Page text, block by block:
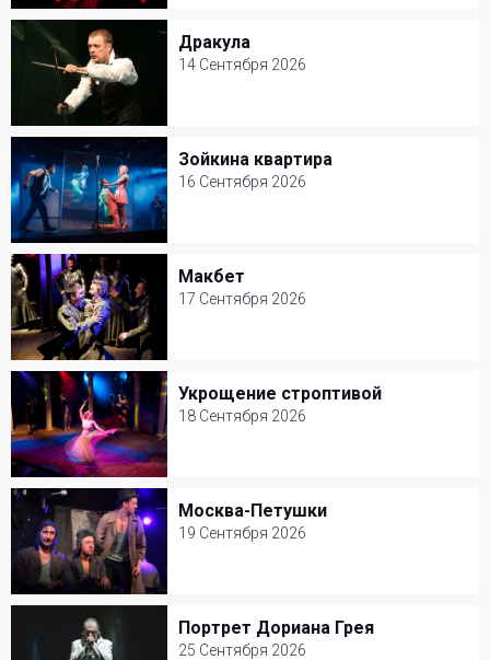
Театр на Юго - западе
Билеты от 3000 р.
Дракула
14 Сентября 2026
Дракула
14 Сентября 2026
Театр на Юго - западе
Билеты от 3000 р.
Зойкина квартира
16 Сентября 2026
Зойкина квартира
16 Сентября 2026
Театр на Юго - западе
Билеты от 3000 р.
Макбет
17 Сентября 2026
Макбет
17 Сентября 2026
Театр на Юго - западе
Билеты от 3000 р.
Укрощение строптивой
18 Сентября 2026
Укрощение строптивой
18 Сентября 2026
Театр на Юго - западе
Билеты от 3000 р.
Москва-Петушки
19 Сентября 2026
Москва-Петушки
19 Сентября 2026
Театр на Юго - западе
Билеты от 3000 р.
Портрет Дориана Грея
25 Сентября 2026
Портрет Дориана Грея